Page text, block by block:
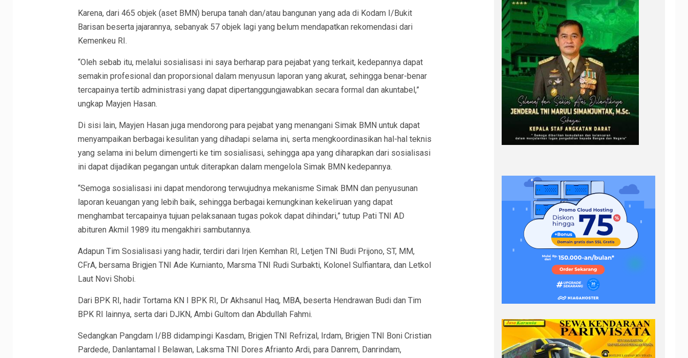
Karena, dari 465 objek (aset BMN) berupa tanah dan/atau bangunan yang ada di Kodam I/Bukit
Barisan beserta jajarannya, sebanyak 57 objek lagi yang belum mendapatkan rekomendasi dari
Kemenkeu RI.
“Oleh sebab itu, melalui sosialisasi ini saya berharap para pejabat yang terkait, kedepannya dapat
semakin profesional dan proporsional dalam menyusun laporan yang akurat, sehingga benar-benar
tercapainya tertib administrasi yang dapat dipertanggungjawabkan secara formal dan akuntabel,”
ungkap Mayjen Hasan.
Di sisi lain, Mayjen Hasan juga mendorong para pejabat yang menangani Simak BMN untuk dapat
menyampaikan berbagai kesulitan yang dihadapi selama ini, serta mengkoordinasikan hal-hal teknis
yang selama ini belum dimengerti ke tim sosialisasi, sehingga apa yang diharapkan dari sosialisasi
ini dapat dijadikan pegangan untuk diterapkan dalam mengelola Simak BMN kedepannya.
“Semoga sosialisasi ini dapat mendorong terwujudnya mekanisme Simak BMN dan penyusunan
laporan keuangan yang lebih baik, sehingga berbagai kemungkinan kekeliruan yang dapat
menghambat tercapainya tujuan pelaksanaan tugas pokok dapat dihindari,” tutup Pati TNI AD
abituren Akmil 1989 itu mengakhiri sambutannya.
Adapun Tim Sosialisasi yang hadir, terdiri dari Irjen Kemhan RI, Letjen TNI Budi Prijono, ST, MM,
CFrA, bersama Brigjen TNI Ade Kurnianto, Marsma TNI Rudi Surbakti, Kolonel Sulfiantara, dan Letkol
Laut Novi Shobi.
Dari BPK RI, hadir Tortama KN I BPK RI, Dr Akhsanul Haq, MBA, beserta Hendrawan Budi dan Tim
BPK RI lainnya, serta dari DJKN, Ambi Gultom dan Abdullah Fahmi.
Sedangkan Pangdam I/BB didampingi Kasdam, Brigjen TNI Refrizal, Irdam, Brigjen TNI Boni Cristian
Pardede, Danlantamal I Belawan, Laksma TNI Dores Afrianto Ardi, para Danrem, Danrindam,